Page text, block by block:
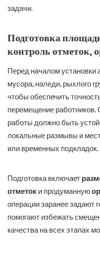
задачи.
Подготовка
контроль отметок,
Перед началом
мусора, наледи, рыхлого
чтобы обеспечить
перемещение
работы должно быть
локальные размывы и
или временных подкладок.
Подготовка включает
отметок и продуманную
операции заранее задают
помогают избежать
качества на всех этапах